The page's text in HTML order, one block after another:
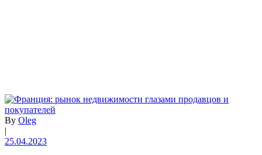
By Oleg
|
25.04.2023